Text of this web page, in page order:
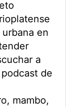
en
a
de
mambo,